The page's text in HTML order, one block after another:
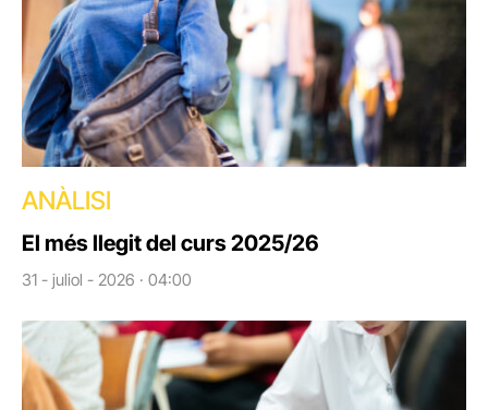
ANÀLISI
El més llegit del curs 2025/26
31 - juliol - 2026 · 04:00